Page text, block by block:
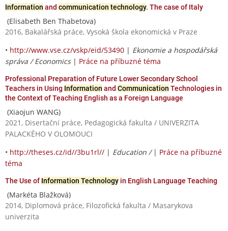
Information and communication technology. The case of Italy
(Elisabeth Ben Thabetova)
2016, Bakalářská práce, Vysoká škola ekonomická v Praze
• http://www.vse.cz/vskp/eid/53490 | Ekonomie a hospodářská
správa / Economics| Práce na příbuzné téma
Professional Preparation of Future Lower Secondary School
Teachers in Using Information and Communication Technologies in
the Context of Teaching English as a Foreign Language
(Xiaojun WANG)
2021, Disertační práce, Pedagogická fakulta / UNIVERZITA
PALACKÉHO V OLOMOUCI
• http://theses.cz/id//3bu1rl// | Education / | Práce na příbuzné
téma
The Use of Information Technology in English Language Teaching
(Markéta Blažková)
2014, Diplomová práce, Filozofická fakulta / Masarykova
univerzita